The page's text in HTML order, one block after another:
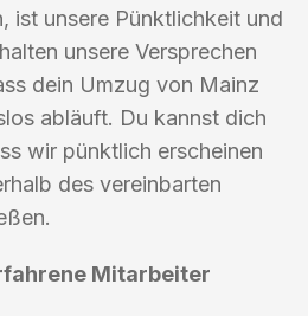
ist unsere Pünktlichkeit und
unsere Versprechen
dein Umzug von Mainz
abläuft. Du kannst dich
wir pünktlich erscheinen
des vereinbarten
Mitarbeiter